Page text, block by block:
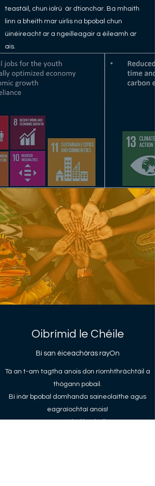
teastáil, chun iolrú ár dtionchar. Ba mhaith
linn a bheith mar uirlis na bpobal chun
úinéireacht ar a ngeilleagair a éileamh ar
ais.
Oibrímid le Chéile
Bí san éiceachóras rayOn
Tá an t-am tagtha anois don ríomhthráchtáil a
thógann pobail.
Bí inár bpobal domhanda saineolaithe agus
eagraíochtaí anois!
Tógann siad le chéile.